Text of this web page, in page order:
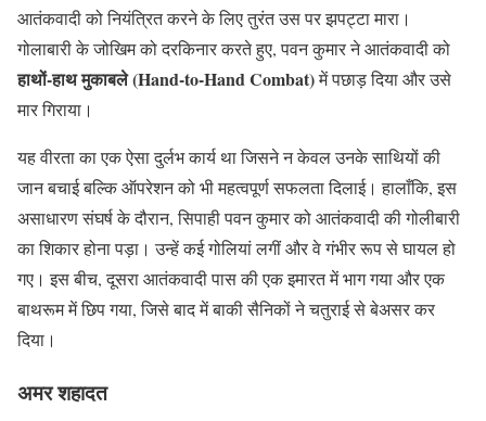
आतंकवादी को नियंत्रित करने के लिए तुरंत उस पर झपट्टा मारा।
गोलाबारी के जोखिम को दरकिनार करते हुए, पवन कुमार ने आतंकवादी को
हाथों-हाथ मुकाबले (Hand-to-Hand Combat)में पछाड़ दिया और उसे
मार गिराया।
यह वीरता का एक ऐसा दुर्लभ कार्य था जिसने न केवल उनके साथियों की
जान बचाई बल्कि ऑपरेशन को भी महत्वपूर्ण सफलता दिलाई। हालाँकि, इस
असाधारण संघर्ष के दौरान, सिपाही पवन कुमार को आतंकवादी की गोलीबारी
का शिकार होना पड़ा। उन्हें कई गोलियां लगीं और वे गंभीर रूप से घायल हो
गए। इस बीच, दूसरा आतंकवादी पास की एक इमारत में भाग गया और एक
बाथरूम में छिप गया, जिसे बाद में बाकी सैनिकों ने चतुराई से बेअसर कर
दिया।
अमर शहादत